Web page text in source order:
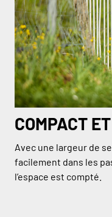
COMPACT
Avec une largeur de
facilement dans les
l’espace est compté.